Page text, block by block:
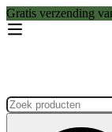
Gratis verzending
Zoeken: